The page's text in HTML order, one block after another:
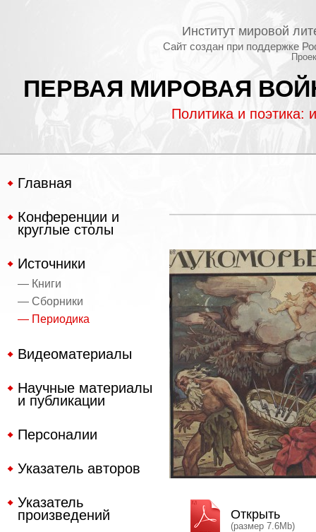
Институт мировой
Сайт создан при поддержке
ПЕРВАЯ МИРОВАЯ
Политика и поэтика:
Главная
Конференции и
круглые столы
Источники
— Книги
— Сборники
— Периодика
Видеоматериалы
Научные материалы
и публикации
Персоналии
Указатель авторов
Указатель
произведений
Открыть
(размер 7.6Mb)